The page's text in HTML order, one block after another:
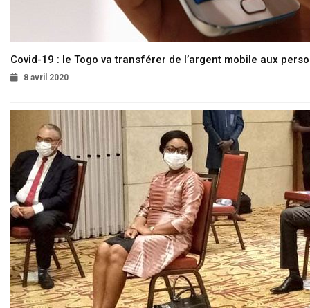
Covid-19 : le Togo va transférer de l’argent mobile aux
8 avril 2020